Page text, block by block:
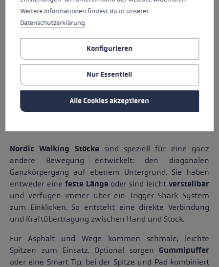
TRAIL RUNNING STÖCKE
NORDIC WALKING STÖCKE: FÜR TECHNIK &
Nordic Walking Stöcke sind speziell für eine ganz
andere Bewegung entwickelt: den diagonalen
Ganzkörpergang auf ebenem Untergrund. Sie haben
entweder eine feste Länge oder sind leichtverstellbar
und verfügen immer über ein Trigger Shark System
zum Einklicken. So entsteht eine direkte Verbindung
und Kraftübertragung zwischen Hand und Stock.
Für Asphalt und Wege kommen schmale, leichte
Spitzen zum Einsatz. Optional sorgen Gummipuffer
oder eine Smart Tip, bei der Spitze und Pad kombiniert
Weitere Informationen findest du in unserer
Datenschutzerklärung.
Konfigurieren
Nur Essentiell
Alle Cookies akzeptieren